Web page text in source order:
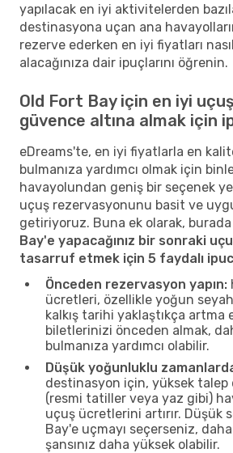
yapılacak en iyi aktivitelerden
destinasyona uçan ana
rezerve ederken en iyi fiyatları
alacağınıza dair ipuçlarını öğrenin.
Old Fort Bay için en iyi
güvence altına almak için
eDreams'te, en iyi fiyatlarla en
bulmanıza yardımcı olmak için
havayolundan geniş bir seçenek
uçuş rezervasyonunu basit ve
getiriyoruz. Buna ek olarak, burada
Bay'e yapacağınız bir sonraki
tasarruf etmek için 5 faydalı
Önceden rezervasyon yapın:
ücretleri, özellikle yoğun
kalkış tarihi yaklaştıkça artma
biletlerinizi önceden almak,
bulmanıza yardımcı olabilir.
Düşük yoğunluklu
destinasyon için, yüksek talep
(resmi tatiller veya yaz gibi)
uçuş ücretlerini artırır. Düşük
Bay'e uçmayı seçerseniz,
şansınız daha yüksek olabilir.